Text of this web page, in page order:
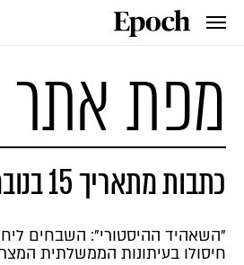
מפת אתר
כתבות מתאריך 15 בנובמבר 2024
"השאהיד ההיסטורי": השבחים
חיסולו בעיתונות הממשלתית